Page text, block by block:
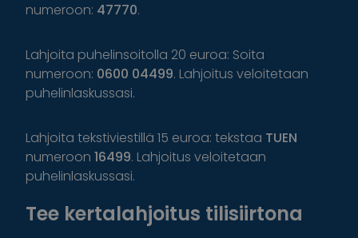
numeroon: 47770.
Lahjoita puhelinsoitolla 20 euroa: Soita
numeroon: 0600 04499. Lahjoitus veloitetaan
puhelinlaskussasi.
Lahjoita tekstiviestillä 15 euroa: tekstaa TUEN
numeroon 16499. Lahjoitus veloitetaan
puhelinlaskussasi.
Tee kertalahjoitus tilisiirtona